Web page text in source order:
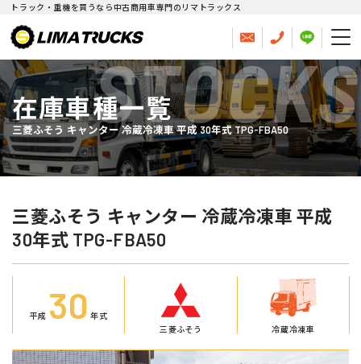
トラック・重機を買うなら中古商用車専門のリマトラックス
在庫車種一覧
三菱ふそう キャンター 冷蔵冷凍車 平成 30年式 TPG-FBA50
STOCKS
三菱ふそう キャンター 冷蔵冷凍車 平成
30年式 TPG-FBA50
平成 30 年式
三菱ふそう
冷蔵冷凍車